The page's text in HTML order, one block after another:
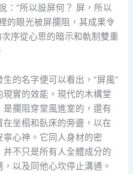
：“所以設屏何？ 屏，所以
的眼光被屏攔阻，其成果令
序從心思的暗示和軌制雙重
的名字便可以看出，“屏風”
實的效能。現代的木構堂
攔阻穿堂風進室的，還有
坐榻和臥床的旁邊，以在
心神。它同人身材的密
不只是所有人全體成分的
以及同他心坎停止溝通。